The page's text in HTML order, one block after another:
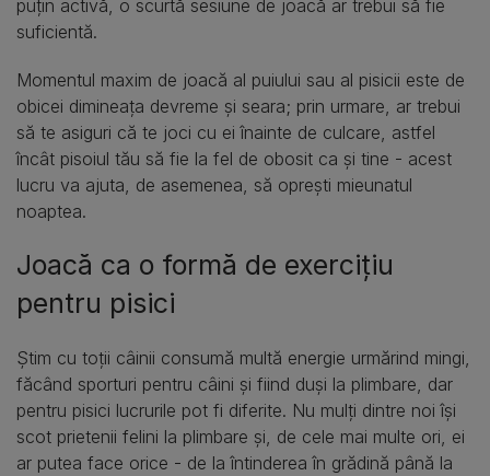
puțin activă, o scurtă sesiune de joacă ar trebui să fie
suficientă.
Momentul maxim de joacă al puiului sau al pisicii este de
obicei dimineața devreme și seara; prin urmare, ar trebui
să te asiguri că te joci cu ei înainte de culcare, astfel
încât pisoiul tău să fie la fel de obosit ca și tine - acest
lucru va ajuta, de asemenea, să oprești mieunatul
noaptea.
Joacă ca o formă de exercițiu
pentru pisici
Știm cu toții câinii consumă multă energie urmărind mingi,
făcând sporturi pentru câini și fiind duși la plimbare, dar
pentru pisici lucrurile pot fi diferite. Nu mulți dintre noi își
scot prietenii felini la plimbare și, de cele mai multe ori, ei
ar putea face orice - de la întinderea în grădină până la